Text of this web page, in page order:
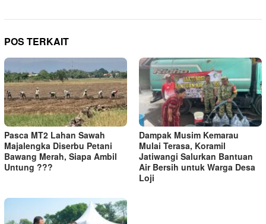
POS TERKAIT
Pasca MT2 Lahan Sawah
Majalengka Diserbu Petani
Bawang Merah, Siapa Ambil
Untung ???
Dampak Musim Kemarau
Mulai Terasa, Koramil
Jatiwangi Salurkan Bantuan
Air Bersih untuk Warga Desa
Loji